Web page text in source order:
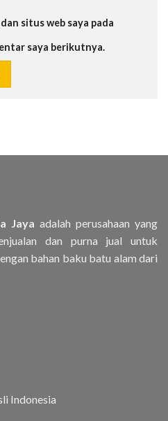
situs web saya pada
saya berikutnya.
Jaya adalah perusahaan yang
dan purna jual untuk
bahan baku batu alam dari
Indonesia